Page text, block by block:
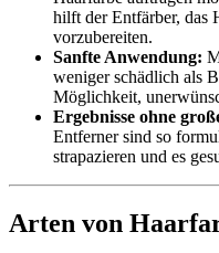
hilft der Entfärber, das
vorzubereiten.
Sanfte Anwendung:
weniger schädlich als
Möglichkeit,
Ergebnisse ohne
Entferner sind so
strapazieren und es
Arten von